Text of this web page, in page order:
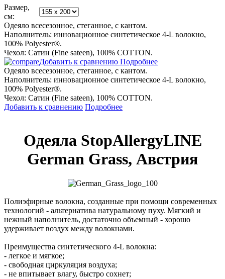
Размер,
см:
Одеяло всесезонное, стеганное, с кантом.
Наполнитель: инновационное синтетическое 4-L волокно,
100% Polyester®.
Чехол: Сатин (Fine sateen), 100% COTTON.
Добавить к сравнению Подробнее
Одеяло всесезонное, стеганное, с кантом.
Наполнитель: инновационное синтетическое 4-L волокно,
100% Polyester®.
Чехол: Сатин (Fine sateen), 100% COTTON.
Добавить к сравнению Подробнее
Одеяла StopAllergyLINE
German Grass, Австрия
Полиэфирные волокна, созданные при помощи современных
технологий - альтернатива натуральному пуху. Мягкий и
нежный наполнитель, достаточно объемный - хорошо
удерживает воздух между волокнами.
Преимущества синтетического 4-L волокна:
- легкое и мягкое;
- свободная циркуляция воздуха;
- не впитывает влагу, быстро сохнет;